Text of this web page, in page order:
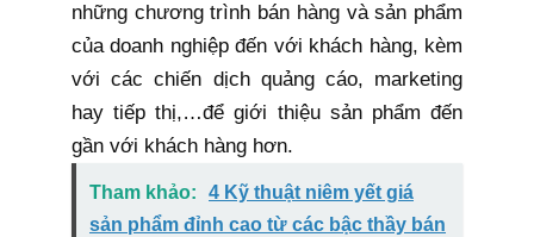
những chương trình bán hàng và sản phẩm
của doanh nghiệp đến với khách hàng, kèm
với các chiến dịch quảng cáo, marketing
hay tiếp thị,…để giới thiệu sản phẩm đến
gần với khách hàng hơn.
Tham khảo:
4 Kỹ thuật niêm yết giá
sản phẩm đỉnh cao từ các bậc thầy bán